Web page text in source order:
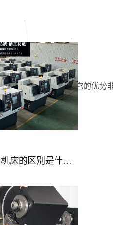
自动送料设置。它的
床的区别是什